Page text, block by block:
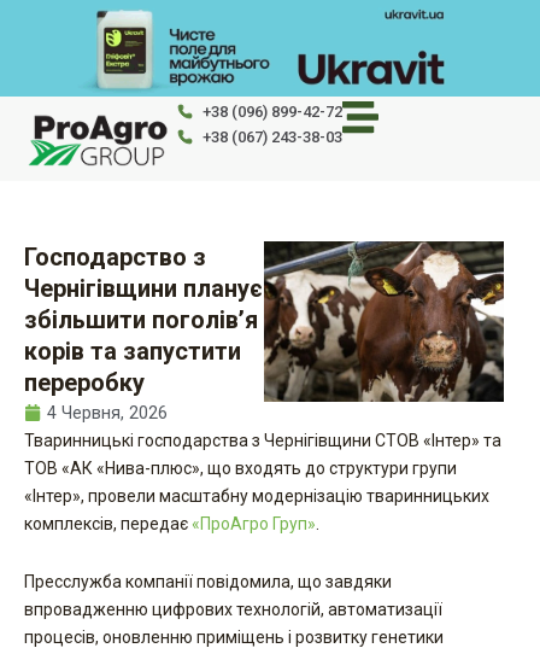
+38 (096) 899-42-72
+38 (067) 243-38-03
Господарство з
Чернігівщини планує
збільшити поголів’я
корів та запустити
переробку
4 Червня, 2026
Тваринницькі господарства з Чернігівщини СТОВ «Інтер» та
ТОВ «АК «Нива-плюс», що входять до структури групи
«Інтер», провели масштабну модернізацію тваринницьких
комплексів, передає «ПроАгро Груп»
Пресслужба компанії повідомила, що завдяки
впровадженню цифрових технологій, автоматизації
процесів, оновленню приміщень і розвитку генетики